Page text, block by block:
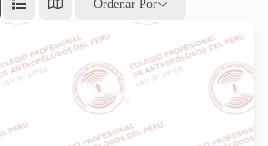
Ordenar Por